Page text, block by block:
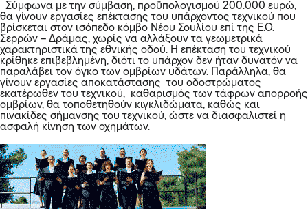
Σύμφωνα με την σύμβαση, προϋπολογισμού 200.000 ευρώ,
θα γίνουν εργασίες επέκτασης του υπάρχοντος τεχνικού που
βρίσκεται στον ισόπεδο κόμβο Νέου Σουλίου επί της Ε.Ο.
Σερρών – Δράμας, χωρίς να αλλάξουν τα γεωμετρικά
χαρακτηριστικά της εθνικής οδού. Η επέκταση του τεχνικού
κρίθηκε επιβεβλημένη, διότι το υπάρχον δεν ήταν δυνατόν να
παραλάβει τον όγκο των ομβρίων υδάτων. Παράλληλα, θα
γίνουν εργασίες αποκατάστασης του οδοστρώματος
εκατέρωθεν του τεχνικού, καθαρισμός των τάφρων απορροής
ομβρίων, θα τοποθετηθούν κιγκλιδώματα, καθώς και
πινακίδες σήμανσης του τεχνικού, ώστε να διασφαλιστεί η
ασφαλή κίνηση των οχημάτων.